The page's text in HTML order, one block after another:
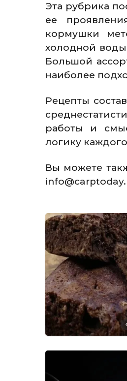
Эта рубрика
ее
кормушки
холодной
Большой
наиболее
Рецепты
работы и
логику
Вы можете